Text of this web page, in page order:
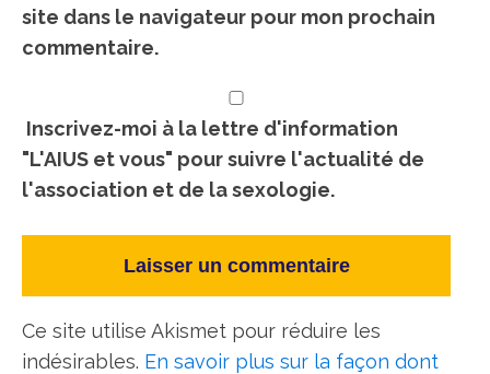
site dans le navigateur pour mon prochain
commentaire.
Inscrivez-moi à la lettre d'information
"L'AIUS et vous" pour suivre l'actualité de
l'association et de la sexologie.
Ce site utilise Akismet pour réduire les
indésirables. En savoir plus sur la façon dont